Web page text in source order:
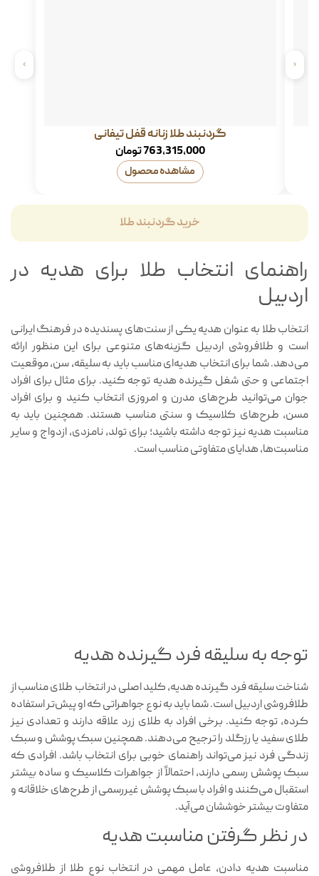
‹
›
گردنبند طلا زنانه قفل تیفانی
763,315,000تومان
مشاهده محصول
خرید گردنبند طلا
راهنمای انتخاب طلا برای هدیه در
اردبیل
انتخاب طلا به عنوان هدیه یکی از سنت‌های پسندیده در فرهنگ ایرانی
است و طلافروشی اردبیل گزینه‌های متنوعی برای این منظور ارائه
می‌دهد. شما برای انتخاب هدیه‌ای مناسب باید به سلیقه، سن، موقعیت
اجتماعی و حتی شغل گیرنده هدیه توجه کنید. برای مثال برای افراد
جوان می‌توانید طرح‌های مدرن و امروزی انتخاب کنید و برای افراد
مسن‌، طرح‌های کلاسیک و سنتی مناسب هستند. همچنین باید به
مناسبت هدیه نیز توجه داشته باشید؛ برای تولد، نامزدی، ازدواج و سایر
مناسبت‌ها، هدایای متفاوتی مناسب است.
توجه به سلیقه فرد گیرنده هدیه
شناخت سلیقه فرد گیرنده هدیه، کلید اصلی در انتخاب طلای مناسب از
طلافروشی اردبیل است. شما باید به نوع جواهراتی که او پیش‌تر استفاده
کرده، توجه کنید. برخی افراد به طلای زرد علاقه دارند و تعدادی نیز
طلای سفید یا رزگلد را ترجیح می‌دهند. همچنین سبک پوشش و سبک
زندگی فرد نیز می‌تواند راهنمای خوبی برای انتخاب باشد. افرادی که
سبک پوشش رسمی دارند، احتمالاً از جواهرات کلاسیک و ساده بیشتر
استقبال می‌کنند و افراد با سبک پوشش غیررسمی از طرح‌های خلاقانه و
متفاوت بیشتر خوششان می‌آید.
در نظر گرفتن مناسبت هدیه
مناسبت هدیه دادن، عامل مهمی در انتخاب نوع طلا از طلافروشی